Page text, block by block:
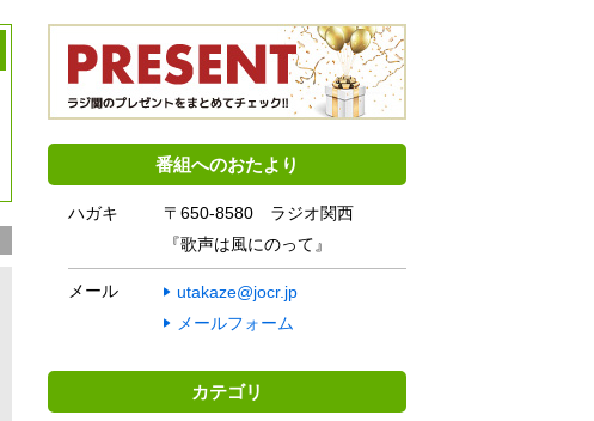
番組へのおたより
ハガキ
〒650-8580 ラジオ関西
『歌声は風にのって』
メール
utakaze@jocr.jp
メールフォーム
カテゴリ